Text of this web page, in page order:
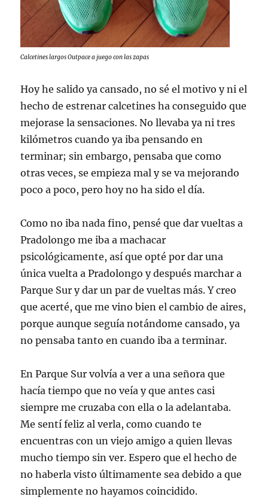
Calcetines largos Outpace a juego con las zapas
Hoy he salido ya cansado, no sé el motivo y ni el
hecho de estrenar calcetines ha conseguido que
mejorase la sensaciones. No llevaba ya ni tres
kilómetros cuando ya iba pensando en
terminar; sin embargo, pensaba que como
otras veces, se empieza mal y se va mejorando
poco a poco, pero hoy no ha sido el día.
Como no iba nada fino, pensé que dar vueltas a
Pradolongo me iba a machacar
psicológicamente, así que opté por dar una
única vuelta a Pradolongo y después marchar a
Parque Sur y dar un par de vueltas más. Y creo
que acerté, que me vino bien el cambio de aires,
porque aunque seguía notándome cansado, ya
no pensaba tanto en cuando iba a terminar.
En Parque Sur volvía a ver a una señora que
hacía tiempo que no veía y que antes casi
siempre me cruzaba con ella o la adelantaba.
Me sentí feliz al verla, como cuando te
encuentras con un viejo amigo a quien llevas
mucho tiempo sin ver. Espero que el hecho de
no haberla visto últimamente sea debido a que
simplemente no hayamos coincidido.